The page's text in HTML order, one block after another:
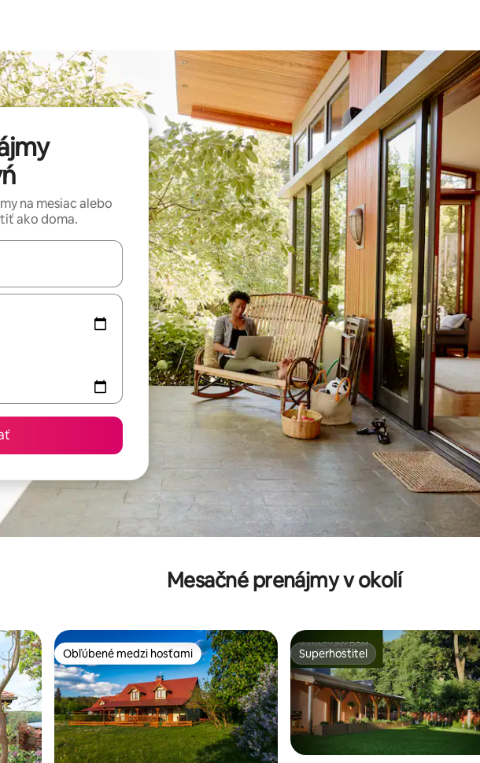
na mesiac alebo
ako doma.
môžete si ich prechádzať pomocou klávesov so šípkami nahor a nadol alebo ich
Mesačné prenájmy v okolí
Obľúbené medzi hosťami
Obľúbené medzi hosťami Superhostiteľ
Superhostiteľ